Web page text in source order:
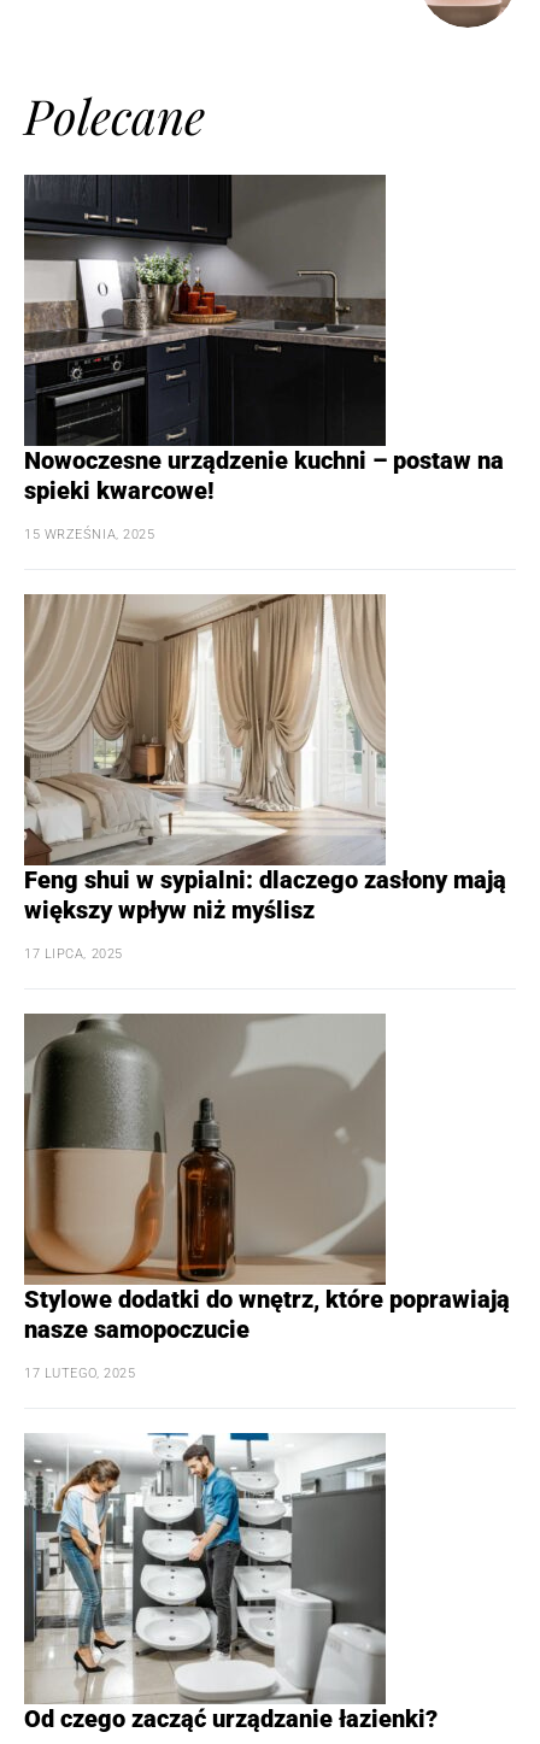
Polecane
Nowoczesne urządzenie kuchni – postaw na
spieki kwarcowe!
15 WRZEŚNIA, 2025
Feng shui w sypialni: dlaczego zasłony mają
większy wpływ niż myślisz
17 LIPCA, 2025
Stylowe dodatki do wnętrz, które poprawiają
nasze samopoczucie
17 LUTEGO, 2025
Od czego zacząć urządzanie łazienki?